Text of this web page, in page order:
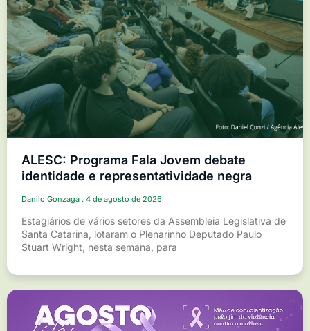
ALESC: Programa Fala Jovem debate
identidade e representatividade negra
Danilo Gonzaga 4 de agosto de 2026
Estagiários de vários setores da Assembleia Legislativa de
Santa Catarina, lotaram o Plenarinho Deputado Paulo
Stuart Wright, nesta semana, para